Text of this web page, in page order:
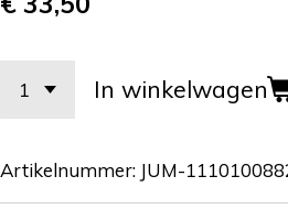
In winkelwagen
Artikelnummer: JUM-